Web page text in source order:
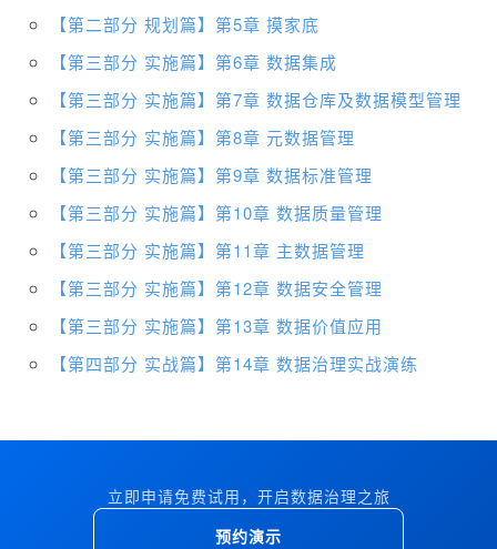
【第二部分 规划篇】第5章 摸家底
【第三部分 实施篇】第6章 数据集成
【第三部分 实施篇】第7章 数据仓库及数据模型管理
【第三部分 实施篇】第8章 元数据管理
【第三部分 实施篇】第9章 数据标准管理
【第三部分 实施篇】第10章 数据质量管理
【第三部分 实施篇】第11章 主数据管理
【第三部分 实施篇】第12章 数据安全管理
【第三部分 实施篇】第13章 数据价值应用
【第四部分 实战篇】第14章 数据治理实战演练
立即申请免费试用，开启数据治理之旅
预约演示